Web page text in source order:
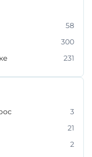
58
300
231
3
21
2